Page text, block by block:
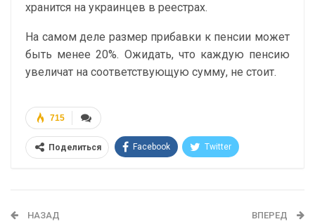
хранится на украинцев в реестрах.
На самом деле размер прибавки к пенсии может
быть менее 20%. Ожидать, что каждую пенсию
увеличат на соответствующую сумму, не стоит.
715
Поделиться Facebook Twitter
НАЗАД ВПЕРЕД